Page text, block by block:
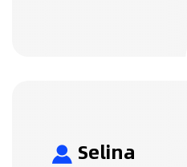
Selina